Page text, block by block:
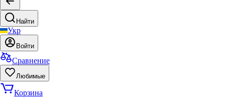
Найти
Укр
Войти
Сравнение
Любимые
Корзина